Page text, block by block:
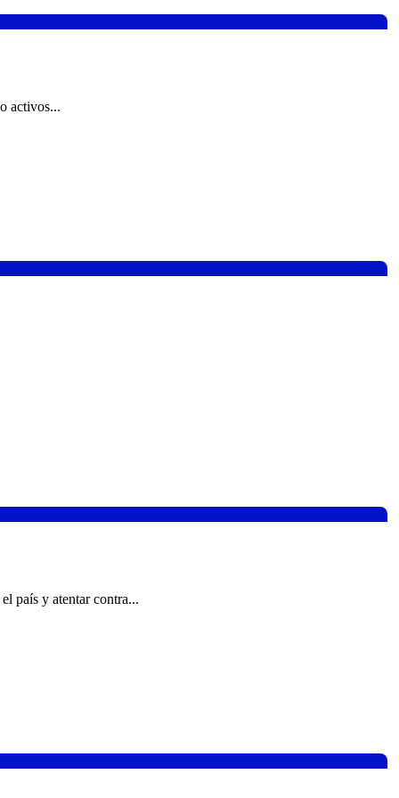
activos...
país y atentar contra...